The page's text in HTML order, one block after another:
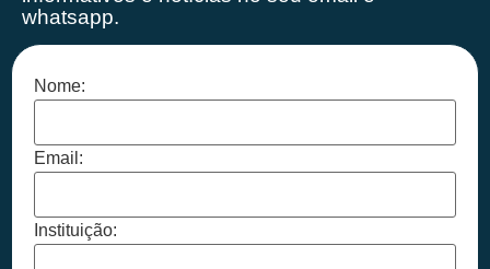
whatsapp.
Nome:
Email:
Instituição: